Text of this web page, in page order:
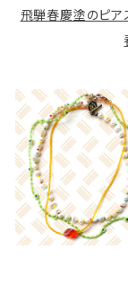
飛騨春慶塗のピア